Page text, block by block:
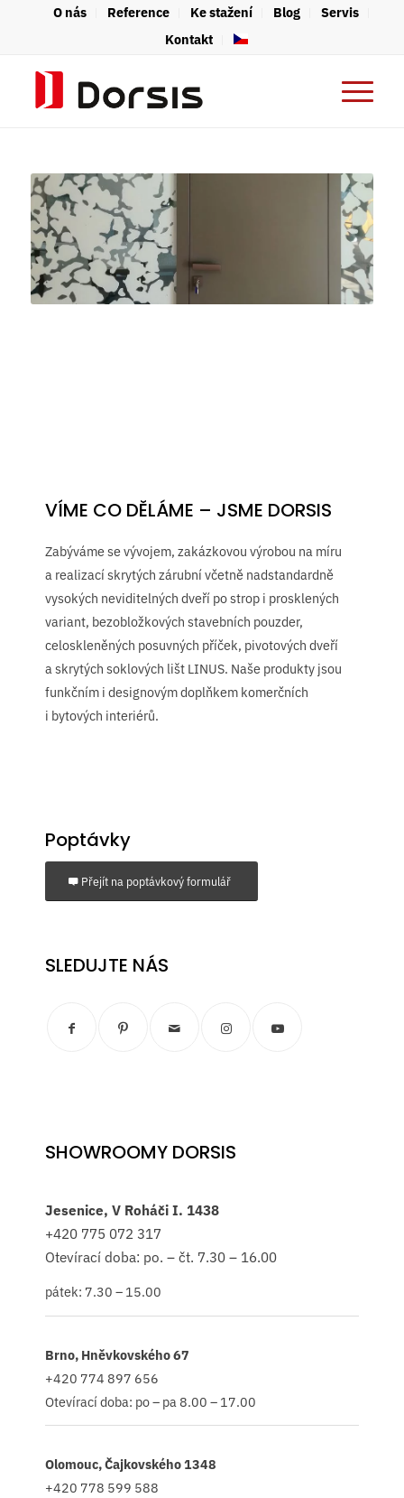
O nás Reference Ke stažení Blog
Servis
Kontakt
VÍME CO DĚLÁME – JSME DORSIS
Zabýváme se vývojem, zakázkovou výrobou na míru
a realizací skrytých zárubní včetně nadstandardně
vysokých neviditelných dveří po strop i prosklených
variant, bezobložkových stavebních pouzder,
celoskleněných posuvných příček, pivotových dveří
a skrytých soklových lišt LINUS. Naše produkty jsou
funkčním i designovým doplňkem komerčních
i bytových interiérů.
Poptávky
Přejít na poptávkový formulář
SLEDUJTE NÁS
SHOWROOMY DORSIS
Jesenice, V Roháči I. 1438
+420 775 072 317
Otevírací doba: po. – čt. 7.30 – 16.00
pátek: 7.30 – 15.00
Brno, Hněvkovského 67
+420 774 897 656
Otevírací doba: po – pa 8.00 – 17.00
Olomouc, Čajkovského 1348
+420 778 599 588